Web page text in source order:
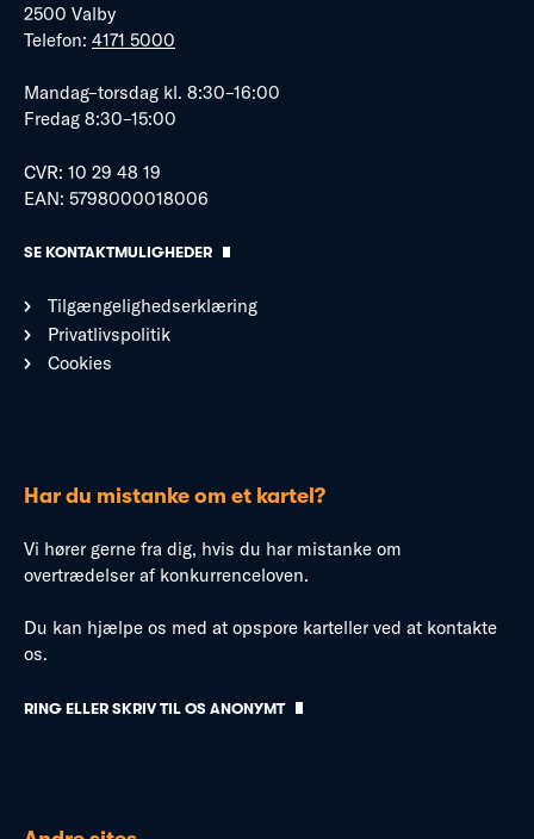
2500 Valby
Telefon: 4171 5000
Mandag–torsdag kl. 8:30–16:00
Fredag 8:30–15:00
CVR: 10 29 48 19
EAN: 5798000018006
SE KONTAKTMULIGHEDER
Tilgængelighedserklæring
Privatlivspolitik
Cookies
Har du mistanke om et kartel?
Vi hører gerne fra dig, hvis du har mistanke om
overtrædelser af konkurrenceloven.
Du kan hjælpe os med at opspore karteller ved at kontakte
os.
RING ELLER SKRIV TIL OS ANONYMT